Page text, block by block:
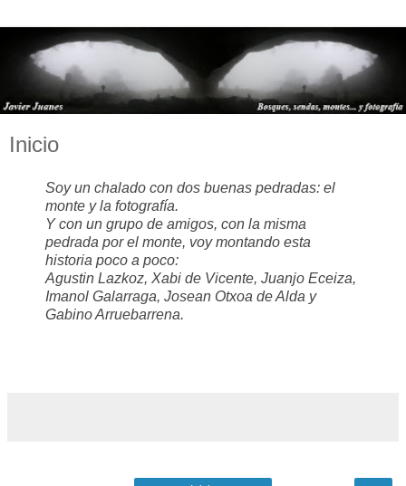
Inicio
Soy un chalado con dos buenas pedradas: el
monte y la fotografía.
Y con un grupo de amigos, con la misma
pedrada por el monte, voy montando esta
historia poco a poco:
Agustin Lazkoz, Xabi de Vicente, Juanjo Eceiza,
Imanol Galarraga, Josean Otxoa de Alda y
Gabino Arruebarrena.